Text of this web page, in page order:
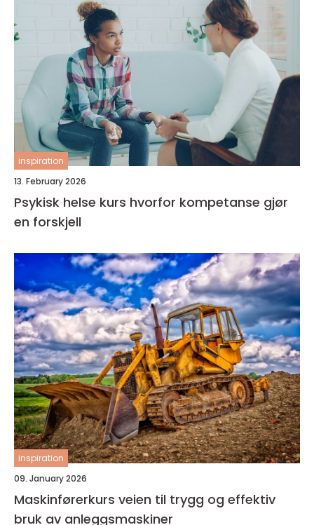
inspiration
13. February 2026
Psykisk helse kurs hvorfor kompetanse gjør
en forskjell
inspiration
09. January 2026
Maskinførerkurs veien til trygg og effektiv
bruk av anleggsmaskiner